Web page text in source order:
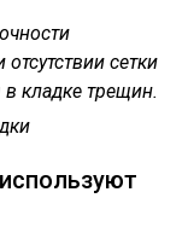
сетки
кладке трещин.